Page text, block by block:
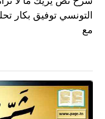
التونسي توفيق بكار
مع